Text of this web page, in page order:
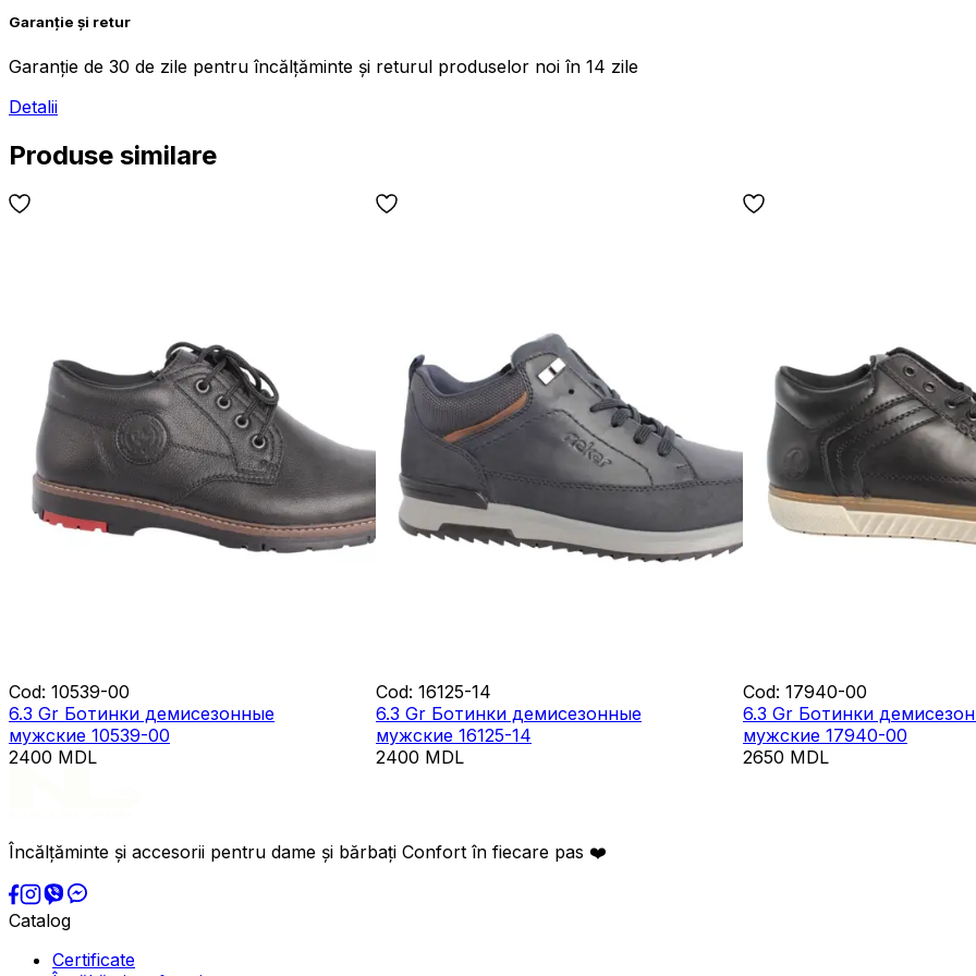
Garanție și retur
Garanție de 30 de zile pentru încălțăminte și returul produselor noi în 14 zile
Detalii
Produse similare
Cod: 10539-00
6.3 Gr Ботинки демисезонные
мужские 10539-00
2400 MDL
Cod: 16125-14
6.3 Gr Ботинки демисезонные
мужские 16125-14
2400 MDL
Cod: 17940-00
6.3 Gr Ботинки
мужские 17940-00
2650 MDL
Încălțăminte și accesorii pentru dame și bărbați Confort în fiecare pas ❤️
Catalog
Certificate